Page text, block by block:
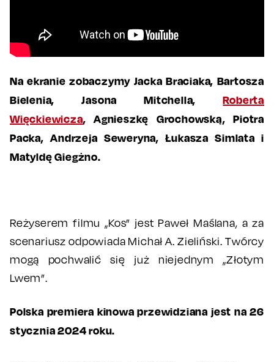
Na ekranie zobaczymy Jacka Braciaka, Bartosza
Bielenia, Jasona Mitchella,Roberta
Więckiewicza, Agnieszkę Grochowską, Piotra
Packa, Andrzeja Seweryna, Łukasza Simlata i
Matyldę Giegżno.
Reżyserem filmu „Kos” jest Paweł Maślana, a za
scenariusz odpowiada Michał A. Zieliński. Twórcy
mogą pochwalić się już niejednym „Złotym
Lwem”.
Polska premiera kinowa przewidziana jest na 26
stycznia 2024 roku.